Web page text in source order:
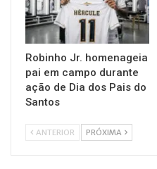
Robinho Jr. homenageia
pai em campo durante
ação de Dia dos Pais do
Santos
ANTERIOR PRÓXIMA